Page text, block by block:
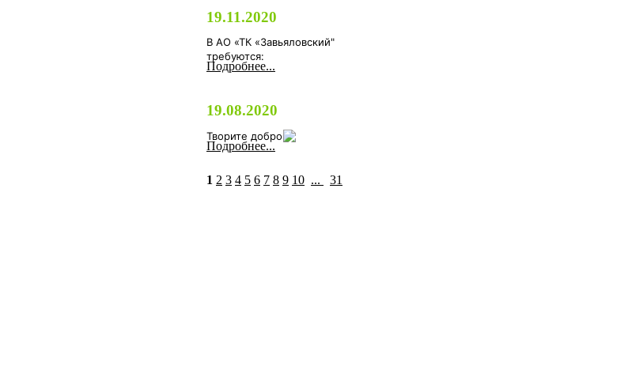
19.11.2020
В АО «ТК «Завьяловский"
требуются:
Подробнее...
19.08.2020
Творите добро
Подробнее...
1 2 3 4 5 6 7 8 9 10 ... 31